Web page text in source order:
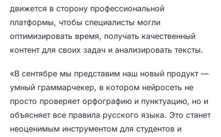
движется в сторону профессиональной
платформы, чтобы специалисты могли
оптимизировать время, получать качественный
контент для своих задач и анализировать тексты.
«В сентябре мы представим наш новый продукт —
умный граммарчекер, в котором нейросеть не
просто проверяет орфографию и пунктуацию, но и
объясняет все правила русского языка. Это станет
неоценимым инструментом для студентов и